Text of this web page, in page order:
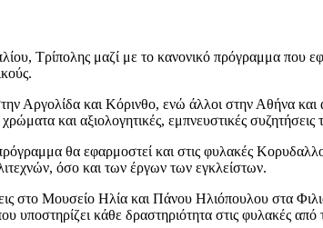
Τρίπολης μαζί με το κανονικό πρόγραμμα που
Αργολίδα και Κόρινθο, ενώ άλλοι στην Αθήνα
και αξιολογητικές, εμπνευστικές
θα εφαρμοστεί και στις φυλακές
όσο και των έργων των εγκλείστων.
στο Μουσείο Ηλία και Πάνου Ηλιόπουλου στα
κάθε δραστηριότητα στις φυλακές από